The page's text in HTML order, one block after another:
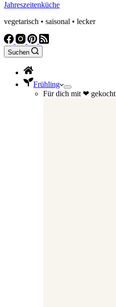
Jahreszeitenküche
vegetarisch • saisonal • lecker
Suchen
Frühling
Für dich mit ❤ gekocht